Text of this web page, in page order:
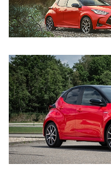
Vanaf € 89.986,-